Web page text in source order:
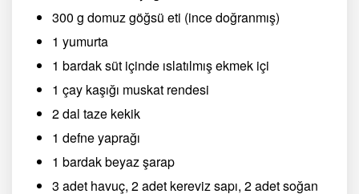
300 g domuz göğsü eti (ince doğranmış)
1 yumurta
1 bardak süt içinde ıslatılmış ekmek içi
1 çay kaşığı muskat rendesi
2 dal taze kekik
1 defne yaprağı
1 bardak beyaz şarap
3 adet havuç, 2 adet kereviz sapı, 2 adet soğan